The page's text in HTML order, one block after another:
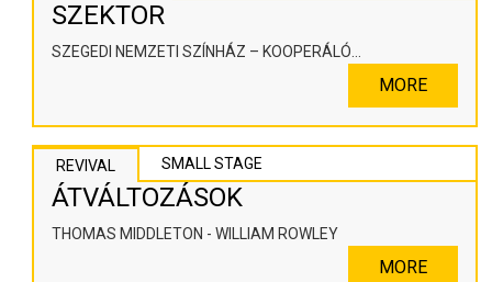
SZEKTOR
SZEGEDI NEMZETI SZÍNHÁZ – KOOPERÁLÓ
MORE
REVIVAL SMALL STAGE
ÁTVÁLTOZÁSOK
THOMAS MIDDLETON - WILLIAM ROWLEY
MORE